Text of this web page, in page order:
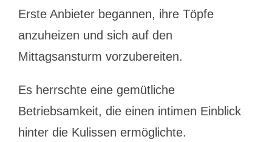
Erste Anbieter begannen, ihre Töpfe
anzuheizen und sich auf den
Mittagsansturm vorzubereiten.
Es herrschte eine gemütliche
Betriebsamkeit, die einen intimen Einblick
hinter die Kulissen ermöglichte.